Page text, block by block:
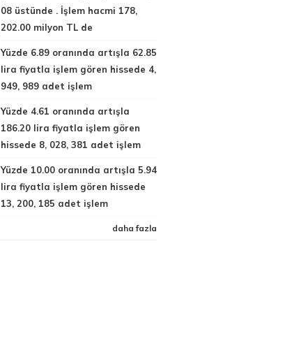
08 üstünde . İşlem hacmi 178,
202.00 milyon TL de
Yüzde 6.89 oranında artışla 62.85
lira fiyatla işlem gören hissede 4,
949, 989 adet işlem
Yüzde 4.61 oranında artışla
186.20 lira fiyatla işlem gören
hissede 8, 028, 381 adet işlem
Yüzde 10.00 oranında artışla 5.94
lira fiyatla işlem gören hissede
13, 200, 185 adet işlem
daha fazla